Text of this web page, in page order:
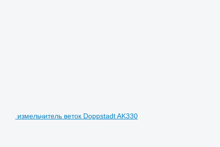
измельчитель веток Doppstadt AK330